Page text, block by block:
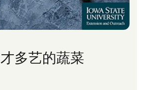
多艺的蔬菜